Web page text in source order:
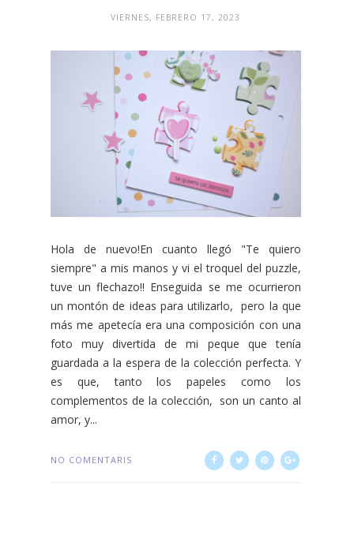
VIERNES, FEBRERO 17, 2023
Hola de nuevo!En cuanto llegó "Te quiero
siempre" a mis manos y vi el troquel del puzzle,
tuve un flechazo!! Enseguida se me ocurrieron
un montón de ideas para utilizarlo, pero la que
más me apetecía era una composición con una
foto muy divertida de mi peque que tenía
guardada a la espera de la colección perfecta. Y
es que, tanto los papeles como los
complementos de la colección, son un canto al
amor, y...
NO COMENTARIS